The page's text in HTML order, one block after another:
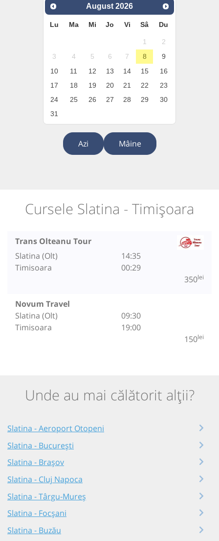
August 2026
Lu Ma Mi Jo Vi Sâ Du
1
2
3
4 5 6 7 8
9
10
11 12 13 14 15
16
17
18 19 20 21 22
23
24
25 26 27 28 29
30
31
Azi Mâine
Cursele Slatina - Timișoara
Trans Olteanu Tour
Slatina (Olt)
Timisoara
14:35
00:29
350lei
Novum Travel
Slatina (Olt)
Timisoara
09:30
19:00
150lei
Unde au mai călătorit alții?
Slatina - Aeroport Otopeni
Slatina - București
Slatina - Brașov
Slatina - Cluj Napoca
Slatina - Târgu-Mureș
Slatina - Focșani
Slatina - Buzău